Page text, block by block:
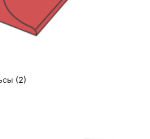
(2)